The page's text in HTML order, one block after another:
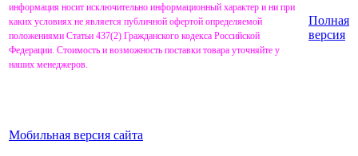
информация носит исключительно информационный характер и ни при
каких условиях не является публичной офертой определяемой
положениями Статьи 437(2) Гражданского кодекса Российской
Федерации. Стоимость и возможность поставки товара уточняйте у
наших менеджеров.
Мобильная версия сайта
Полная
версия